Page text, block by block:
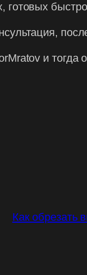
готовых
и тогда
Как обрезать